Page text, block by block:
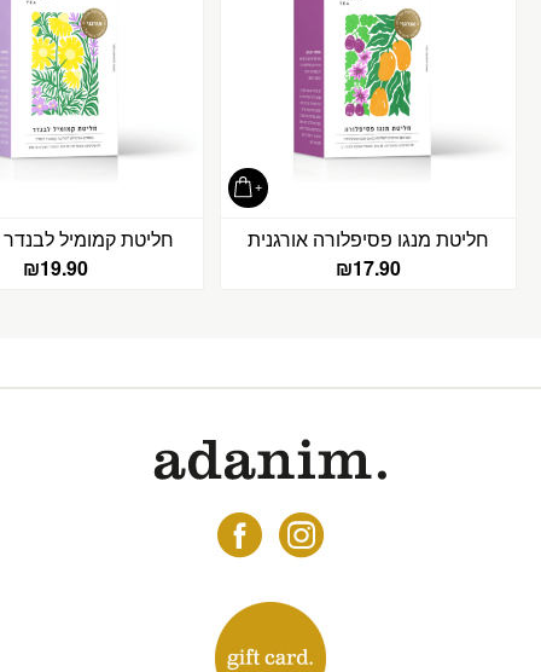
חליטת מנגו פסיפלורה אורגנית
₪17.90
חליטת קמומיל לבנדר
₪19.90